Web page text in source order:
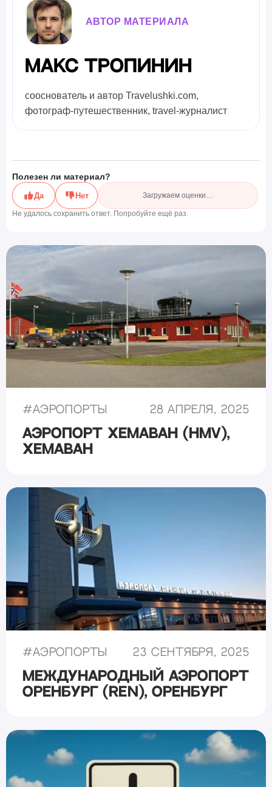
АВТОР МАТЕРИАЛА
Макс Тропинин
сооснователь и автор Travelushki.com,
фотограф-путешественник, travel-журналист
Полезен ли материал?
Да Нет Загружаем оценки…
Не удалось сохранить ответ. Попробуйте ещё раз.
#Аэропорты 28 апреля, 2025
Аэропорт Хемаван (HMV),
Хемаван
#Аэропорты 23 сентября, 2025
Международный аэропорт
Оренбург (REN), Оренбург